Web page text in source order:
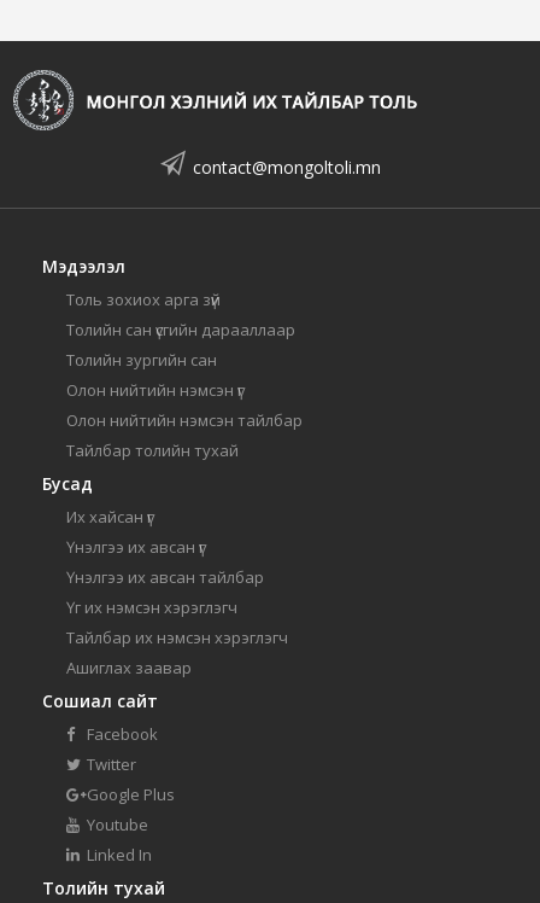
contact@mongoltoli.mn
Мэдээлэл
Толь зохиох арга зүй
Толийн сан үсгийн дарааллаар
Толийн зургийн сан
Олон нийтийн нэмсэн үг
Олон нийтийн нэмсэн тайлбар
Тайлбар толийн тухай
Бусад
Их хайсан үг
Үнэлгээ их авсан үг
Үнэлгээ их авсан тайлбар
Үг их нэмсэн хэрэглэгч
Тайлбар их нэмсэн хэрэглэгч
Ашиглах заавар
Сошиал сайт
Facebook
Twitter
Google Plus
Youtube
Linked In
Толийн тухай